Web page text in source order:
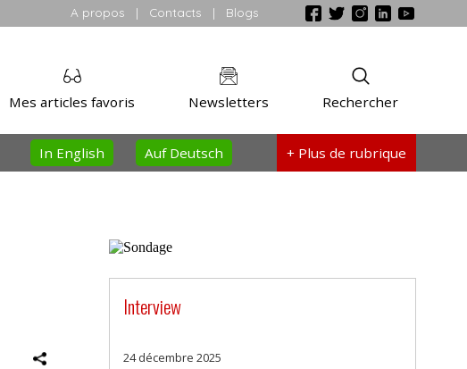
A propos | Contacts | Blogs
Rechercher
Newsletters
Mes articles favoris
+ Plus de rubrique
Auf Deutsch
In English
Interview
24 décembre 2025